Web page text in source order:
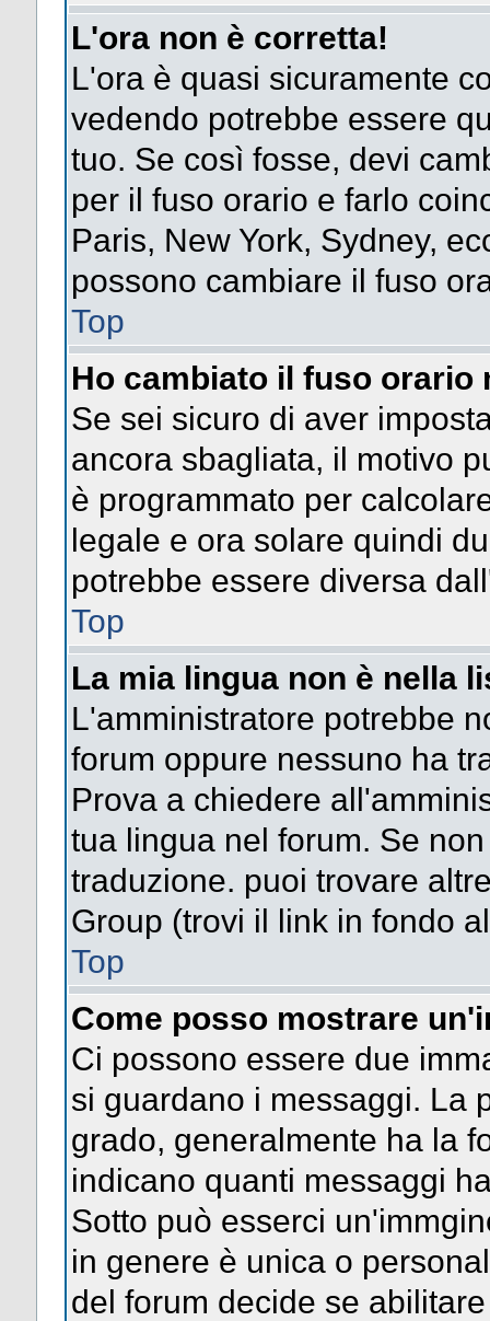
L'ora non è corretta!
L'ora è quasi sicuramente
vedendo potrebbe essere
tuo. Se così fosse, devi
per il fuso orario e farlo
Paris, New York, Sydney,
possono cambiare il fuso
Top
Ho cambiato il fuso orario
Se sei sicuro di aver
ancora sbagliata, il motivo
è programmato per
legale e ora solare quindi
potrebbe essere diversa
Top
La mia lingua non è nella
L'amministratore potrebbe
forum oppure nessuno ha
Prova a chiedere
tua lingua nel forum. Se
traduzione. puoi trovare
Group (trovi il link in fondo
Top
Come posso mostrare
Ci possono essere due
si guardano i messaggi. La
grado, generalmente ha la
indicano quanti messaggi
Sotto può esserci
in genere è unica o
del forum decide se